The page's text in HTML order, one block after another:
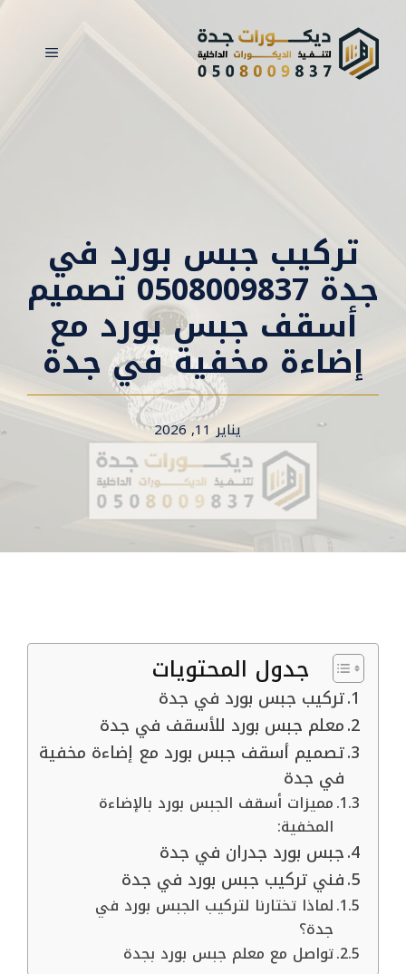
إلى
المحتوى
القائمة
تركيب جبس بورد في
جدة 0508009837 تصميم
أسقف جبس بورد مع
إضاءة مخفية في جدة
يناير 11, 2026
جدول المحتويات
تركيب جبس بورد في جدة
معلم جبس بورد للأسقف في جدة
تصميم أسقف جبس بورد مع إضاءة مخفية
في جدة
مميزات أسقف الجبس بورد بالإضاءة
المخفية:
جبس بورد جدران في جدة
فني تركيب جبس بورد في جدة
لماذا تختارنا لتركيب الجبس بورد في
جدة؟
تواصل مع معلم جبس بورد بجدة